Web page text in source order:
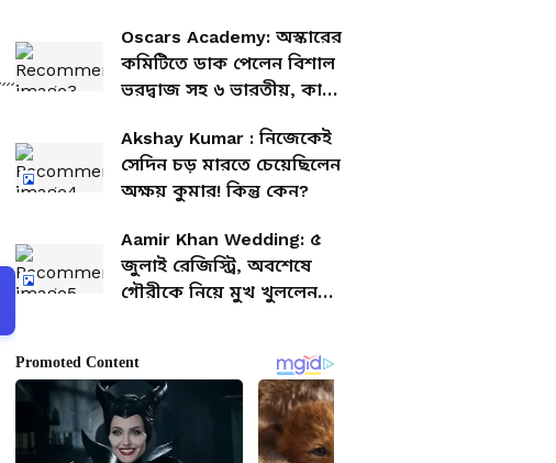
Oscars Academy: অস্কারের
কমিটিতে ডাক পেলেন বিশাল
ভরদ্বাজ সহ ৬ ভারতীয়, কারা
Akshay Kumar : নিজেকেই
সেদিন চড় মারতে চেয়েছিলেন
অক্ষয় কুমার! কিন্তু কেন?
Aamir Khan Wedding: ৫
জুলাই রেজিস্ট্রি, অবশেষে
গৌরীকে নিয়ে মুখ খুললেন